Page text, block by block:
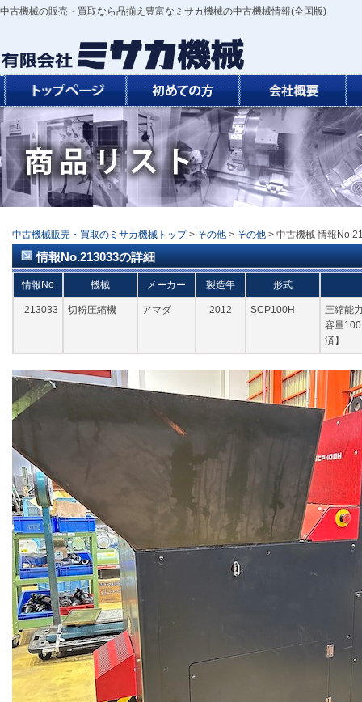
中古機械の販売・買取なら品揃え豊富なミサカ機械の中古機械情報(全国版)
中古機械販売・買取のミサカ機械トップ > その他 > その他 > 中古機械 情報
情報No.213033の詳細
情報No 機械 メーカー 製造年 形式
213033 切粉圧縮機 アマダ 2012 SCP100H
圧縮能
容量
済】